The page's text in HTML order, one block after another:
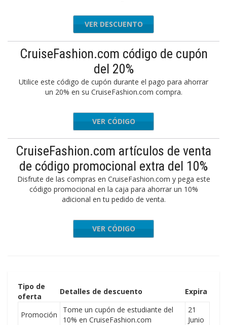
VER DESCUENTO
CruiseFashion.com código de cupón
del 20%
Utilice este código de cupón durante el pago para ahorrar
un 20% en su CruiseFashion.com compra.
FF20
VER CÓDIGO
CruiseFashion.com artículos de venta
de código promocional extra del 10%
Disfrute de las compras en CruiseFashion.com y pega este
código promocional en la caja para ahorrar un 10%
adicional en tu pedido de venta.
EXTRA10
VER CÓDIGO
Tipo de
oferta
Detalles de descuento Expira
Promoción
Tome un cupón de estudiante del
10% en CruiseFashion.com
21
Junio